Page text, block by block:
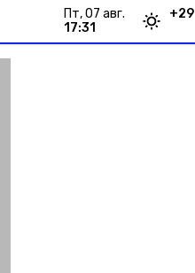
пт, 07 авг.
17:31
+29